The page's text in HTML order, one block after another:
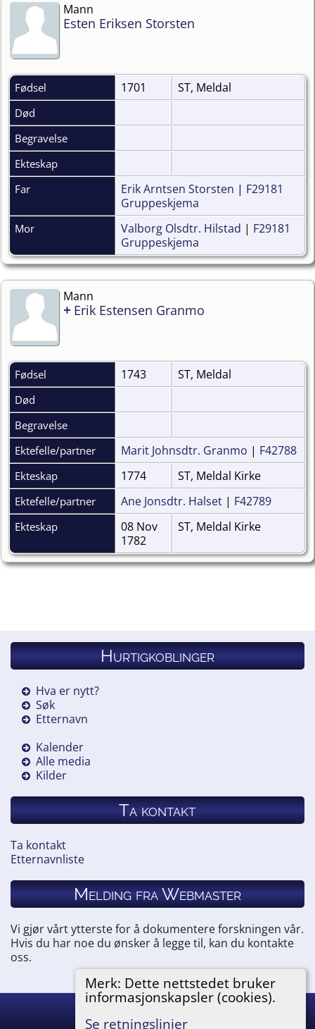
Merk: Dette nettstedet bruker
informasjonskapsler (cookies).
Se retningslinjer
Mann
Esten Eriksen Storsten
Fødsel 1701 ST, Meldal
Død
Begravelse
Ekteskap
Far
Erik Arntsen Storsten | F29181
Gruppeskjema
Mor Valborg Olsdtr. Hilstad | F29181
Gruppeskjema
Mann
+ Erik Estensen Granmo
Fødsel 1743 ST, Meldal
Død
Begravelse
Ektefelle/partner
Marit Johnsdtr. Granmo | F42788
Ekteskap 1774 ST, Meldal Kirke
Ektefelle/partner Ane Jonsdtr. Halset | F42789
Ekteskap
08 Nov
1782
ST, Meldal Kirke
Hurtigkoblinger
Hva er nytt?
Søk
Etternavn
Kalender
Alle media
Kilder
Ta kontakt
Ta kontakt
Etternavnliste
Melding fra Webmaster
Vi gjør vårt ytterste for å dokumentere forskningen vår.
Hvis du har noe du ønsker å legge til, kan du kontakte
oss.